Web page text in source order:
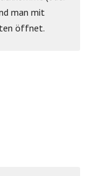
man mit
öffnet.